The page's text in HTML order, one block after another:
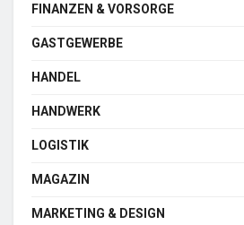
FINANZEN & VORSORGE
GASTGEWERBE
HANDEL
HANDWERK
LOGISTIK
MAGAZIN
MARKETING & DESIGN